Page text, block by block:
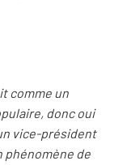
comme un
donc oui
vice-président
phénomène de